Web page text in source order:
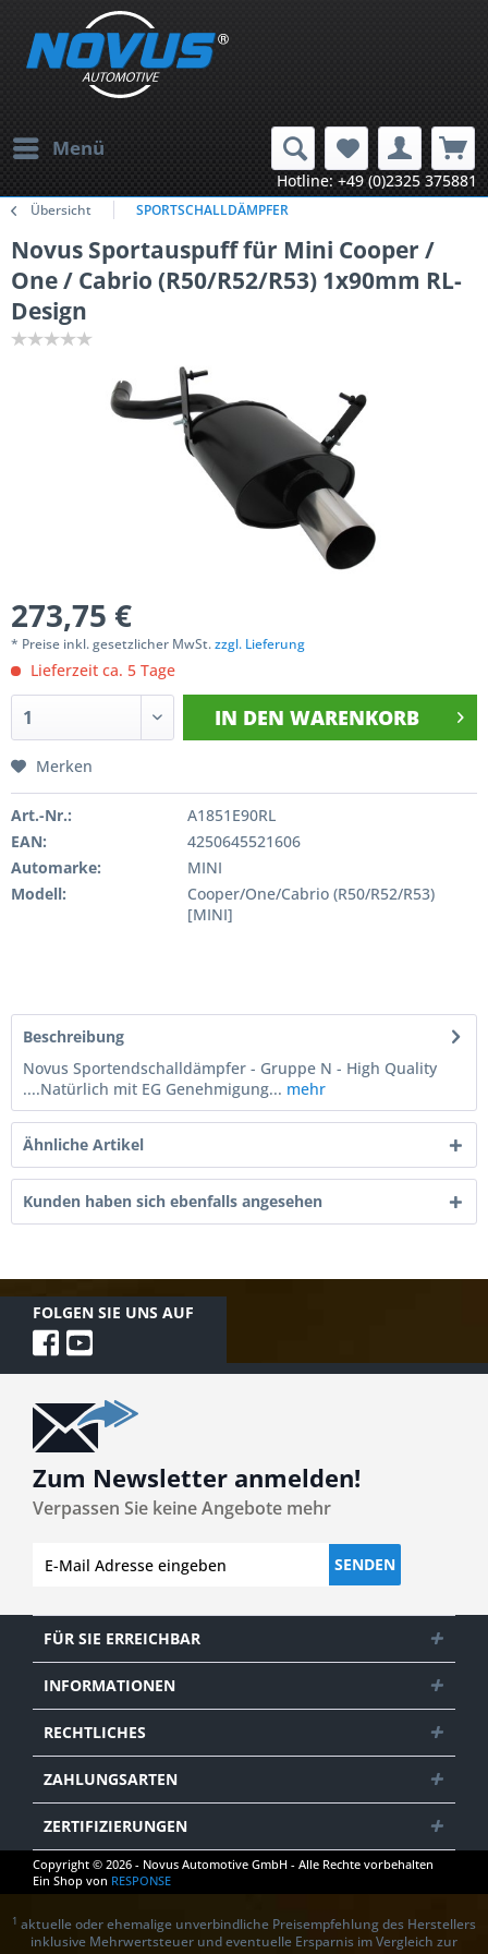
Menü
Hotline: +49 (0)2325 375881
Übersicht SPORTSCHALLDÄMPFER
Novus Sportauspuff für Mini Cooper /
One / Cabrio (R50/R52/R53) 1x90mm RL-
Design
273,75 €
* Preise inkl. gesetzlicher MwSt.zzgl. Lieferung
Lieferzeit ca. 5 Tage
IN DEN WARENKORB
Merken
Art.-Nr.:
A1851E90RL
EAN:
4250645521606
Automarke:
MINI
Modell:
Cooper/One/Cabrio (R50/R52/R53)
[MINI]
Beschreibung
Novus Sportendschalldämpfer - Gruppe N - High Quality
....Natürlich mit EG Genehmigung... mehr
Ähnliche Artikel
Kunden haben sich ebenfalls angesehen
FOLGEN SIE UNS AUF
Zum Newsletter anmelden!
Verpassen Sie keine Angebote mehr
SENDEN
FÜR SIE ERREICHBAR
INFORMATIONEN
RECHTLICHES
ZAHLUNGSARTEN
ZERTIFIZIERUNGEN
Copyright © 2026 - Novus Automotive GmbH - Alle Rechte vorbehalten
Ein Shop von RESPONSE
1 aktuelle oder ehemalige unverbindliche Preisempfehlung des Herstellers
inklusive Mehrwertsteuer und eventuelle Ersparnis im Vergleich zur